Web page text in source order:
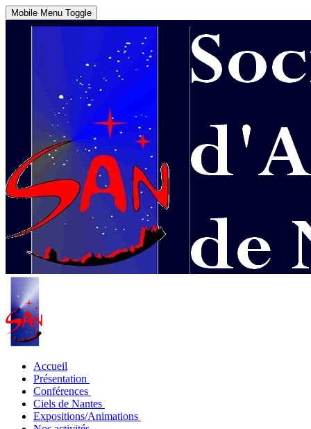
Mobile Menu Toggle
Accueil
Présentation
Conférences
Ciels de Nantes
Expositions/Animations